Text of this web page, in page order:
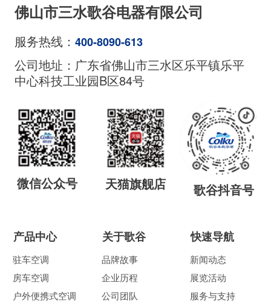
佛山市三水歌谷电器有限公司
服务热线：400-8090-613
公司地址：广东省佛山市三水区乐平镇乐平
中心科技工业园B区84号
微信公众号 天猫旗舰店 歌谷抖音号
产品中心
驻车空调
房车空调
户外便携式空调
关于歌谷
品牌故事
企业历程
公司团队
快速导航
新闻动态
展览活动
服务与支持